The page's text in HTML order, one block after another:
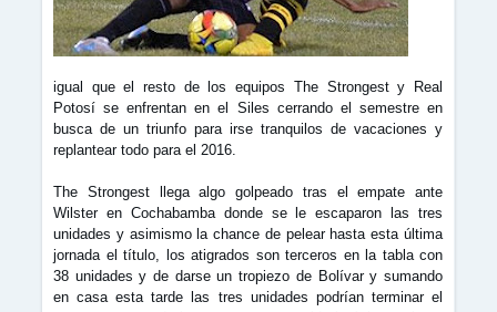
igual que el resto de los equipos The Strongest y Real
Potosí se enfrentan en el Siles cerrando el semestre en
busca de un triunfo para irse tranquilos de vacaciones y
replantear todo para el 2016.
The Strongest llega algo golpeado tras el empate ante
Wilster en Cochabamba donde se le escaparon las tres
unidades y asimismo la chance de pelear hasta esta última
jornada el título, los atigrados son terceros en la tabla con
38 unidades y de darse un tropiezo de Bolívar y sumando
en casa esta tarde las tres unidades podrían terminar el